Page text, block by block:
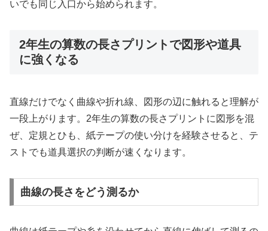
いでも同じ入口から始められます。
2年生の算数の長さプリントで図形や道具
に強くなる
直線だけでなく曲線や折れ線、図形の辺に触れると理解が
一段上がります。2年生の算数の長さプリントに図形を混
ぜ、定規とひも、紙テープの使い分けを経験させると、テ
ストでも道具選択の判断が速くなります。
曲線の長さをどう測るか